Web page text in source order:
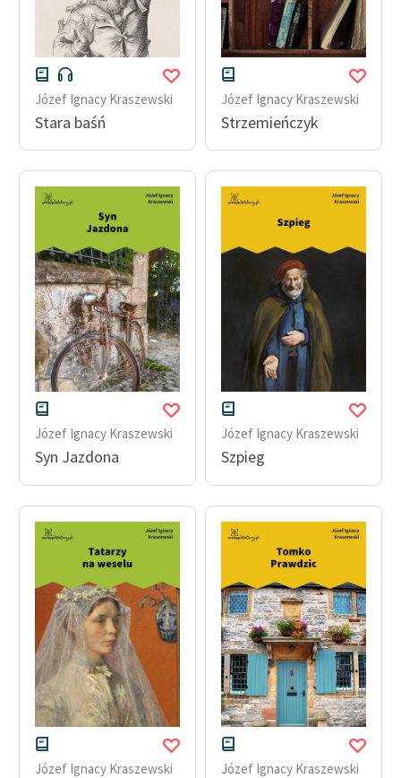
Józef Ignacy Kraszewski
Stara baśń
Józef Ignacy Kraszewski
Strzemieńczyk
Józef Ignacy Kraszewski
Syn Jazdona
Józef Ignacy Kraszewski
Szpieg
Józef Ignacy Kraszewski Józef Ignacy Kraszewski